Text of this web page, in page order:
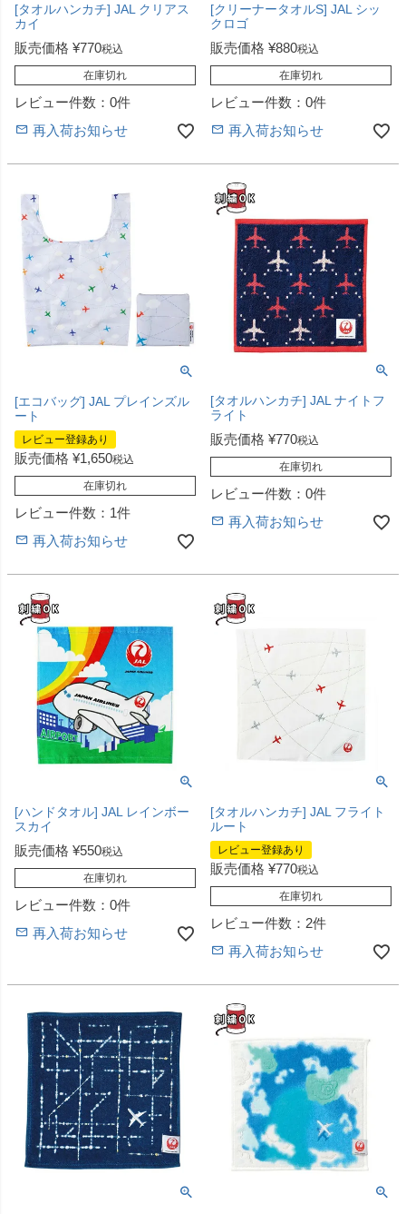
[タオルハンカチ] JAL クリアス
カイ
販売価格 ¥770税込
在庫切れ
レビュー件数：0件
再入荷お知らせ
[クリーナータオルS] JAL シッ
クロゴ
販売価格 ¥880税込
在庫切れ
レビュー件数：0件
再入荷お知らせ
[エコバッグ] JAL プレインズル
ート
レビュー登録あり
販売価格 ¥1,650税込
在庫切れ
レビュー件数：1件
再入荷お知らせ
[タオルハンカチ] JAL ナイトフ
ライト
販売価格 ¥770税込
在庫切れ
レビュー件数：0件
再入荷お知らせ
[ハンドタオル] JAL レインボー
スカイ
販売価格 ¥550税込
在庫切れ
レビュー件数：0件
再入荷お知らせ
[タオルハンカチ] JAL フライト
ルート
レビュー登録あり
販売価格 ¥770税込
在庫切れ
レビュー件数：2件
再入荷お知らせ